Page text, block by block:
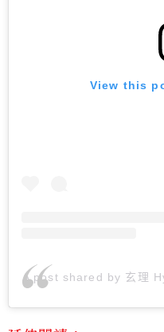
View this
A post shared by 玄理